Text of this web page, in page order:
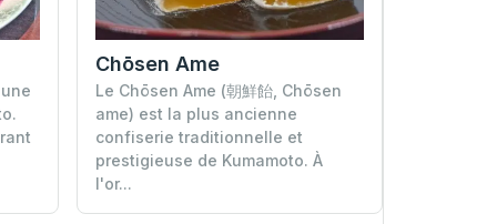
Chōsen Ame
Le Chōsen Ame (朝鮮飴, Chōsen
ame) est la plus ancienne
confiserie traditionnelle et
prestigieuse de Kumamoto. À
l'or...